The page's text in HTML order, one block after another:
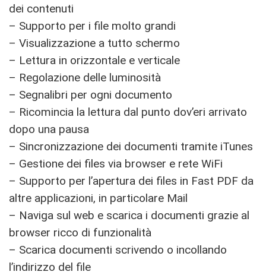
dei contenuti
– Supporto per i file molto grandi
– Visualizzazione a tutto schermo
– Lettura in orizzontale e verticale
– Regolazione delle luminosità
– Segnalibri per ogni documento
– Ricomincia la lettura dal punto dov’eri arrivato
dopo una pausa
– Sincronizzazione dei documenti tramite iTunes
– Gestione dei files via browser e rete WiFi
– Supporto per l’apertura dei files in Fast PDF da
altre applicazioni, in particolare Mail
– Naviga sul web e scarica i documenti grazie al
browser ricco di funzionalità
– Scarica documenti scrivendo o incollando
l’indirizzo del file